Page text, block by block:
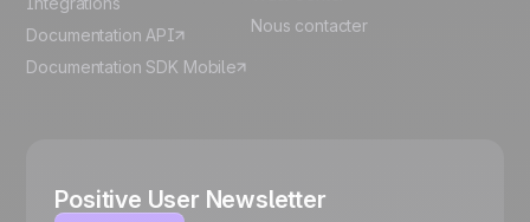
Documentation API
Documentation SDK Mobile
Nous contacter
Positive User Newsletter